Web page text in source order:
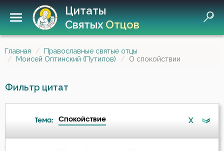
Цитаты
СвятыхОтцов
Главная
Православные святые отцы
Моисей Оптинский (Путилов)
О спокойствии
Фильтр цитат
Тема: Спокойствие X